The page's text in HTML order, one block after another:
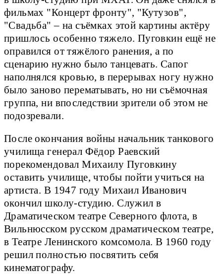
фильмах "Концерт фронту", "Кутузов",
"Свадьба" – на съёмках этой картины актёру
пришлось особенно тяжело. Пуговкин ещё не
оправился от тяжёлого ранения, а по
сценарию нужно было танцевать. Сапог
наполнялся кровью, в перерывах ногу нужно
было заново перематывать, но ни съёмочная
группа, ни впоследствии зрители об этом не
подозревали.
После окончания войны начальник танкового
училища генерал Фёдор Раевский
порекомендовал Михаилу Пуговкину
оставить училище, чтобы пойти учиться на
артиста. В 1947 году Михаил Иванович
окончил школу-студию. Служил в
Драматическом театре Северного флота, в
Вильнюсском русском драматическом театре,
в Театре Ленинского комсомола. В 1960 году
решил полностью посвятить себя
кинематографу.